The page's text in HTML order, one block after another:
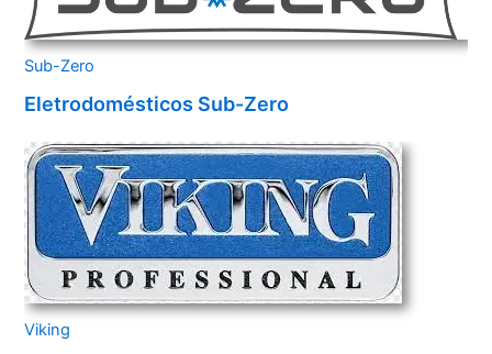
Sub-Zero
Eletrodomésticos Sub-Zero
Viking